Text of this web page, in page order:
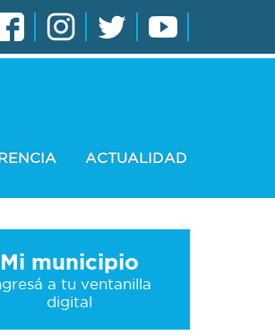
ACTUALIDAD
Mi municipio
a tu ventanilla
digital